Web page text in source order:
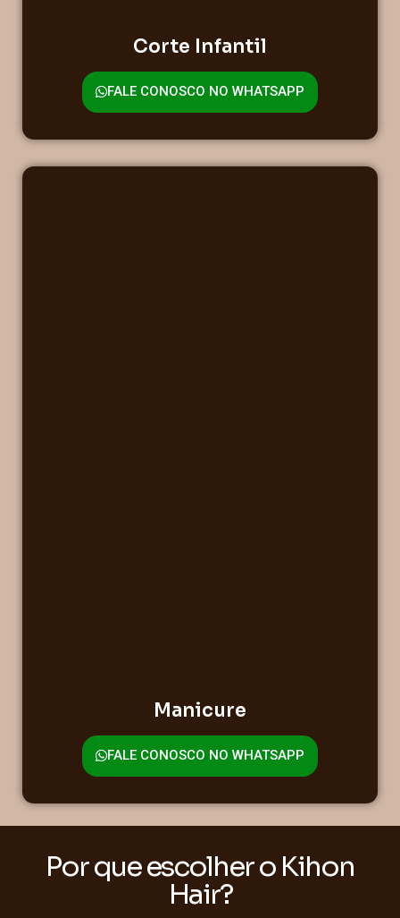
Corte Infantil
FALE CONOSCO NO WHATSAPP
Manicure
FALE CONOSCO NO WHATSAPP
Por que escolher o Kihon
Hair?